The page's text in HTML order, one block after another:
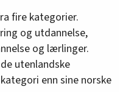
fire kategorier.
og utdannelse,
og lærlinger.
utenlandske
enn sine norske